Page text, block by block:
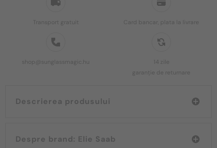
Transport gratuit Card bancar, plata la livrare
shop@sunglassmagic.hu
14 zile
garanție de returnare
Descrierea produsului
Despre brand: Elie Saab